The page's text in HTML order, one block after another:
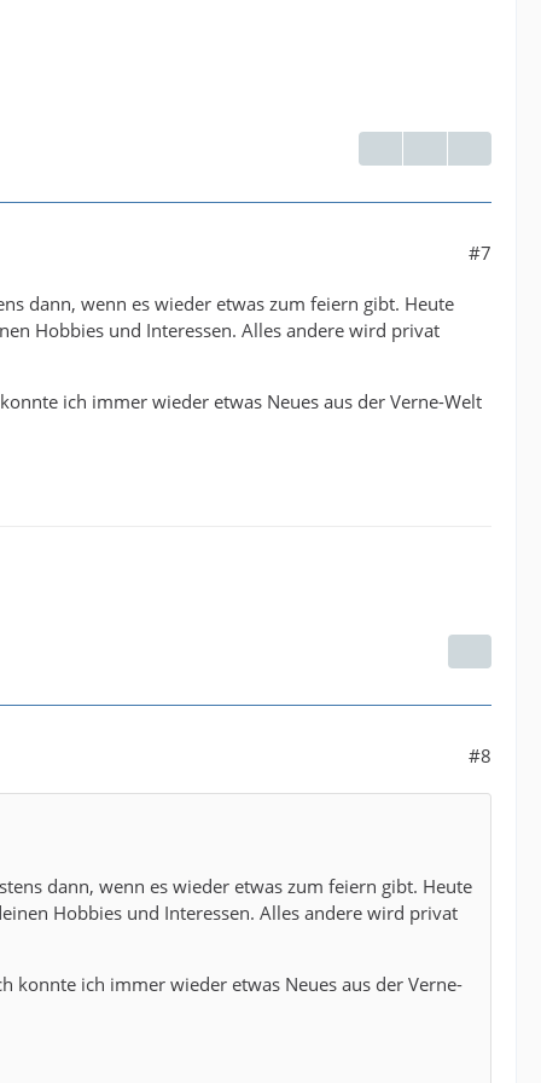
#7
dann, wenn es wieder etwas zum feiern gibt. Heute
Hobbies und Interessen. Alles andere wird privat
ich immer wieder etwas Neues aus der Verne-Welt
#8
dann, wenn es wieder etwas zum feiern gibt. Heute
Hobbies und Interessen. Alles andere wird privat
konnte ich immer wieder etwas Neues aus der Verne-